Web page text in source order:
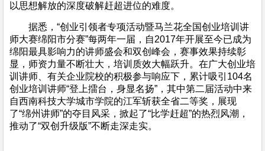
以思想解放的深度破解赶超进位的难度。
据悉，“创业引领者专项活动暨马兰花全国创业培训讲
师大赛绵阳市分赛”每两年一届，自2017年开展至今已成为
绵阳最具影响力的讲师盛会和双创峰会，赛事效果持续彰
显，师资力量不断壮大，培训质效大幅跃升。在广大创业培
训讲师、有关企业院校的积极参与响应下，累计吸引104名
创业培训讲师“登上擂台，身显名扬”，其中第二届活动中来
自西南科技大学城市学院的江军斩获全省二等奖，展现
了“绵州讲师”的夺目风采，掀起了“比学赶超”的热烈风潮，
推动了“双创升级版”不断走深走实。